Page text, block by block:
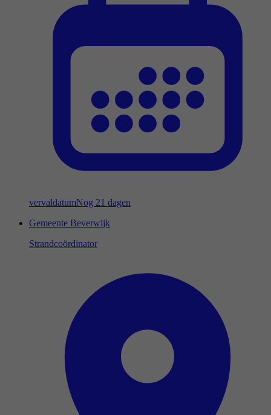
vervaldatumNog 21 dagen
Gemeente Beverwijk
Strandcoördinator